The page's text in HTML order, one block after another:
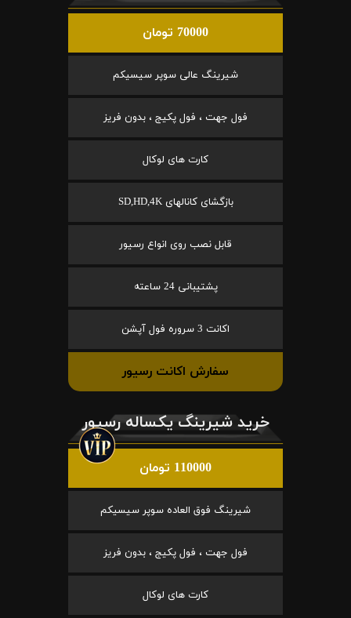
70000 تومان
شیرینگ عالی سوپر سیسیکم
فول جهت ، فول پکیج ، بدون فریز
کارت های لوکال
بازگشای کانالهای SD,HD,4K
قابل نصب روی انواع رسیور
پشتیبانی 24 ساعته
اکانت 3 سروره فول آپشن
سفارش اکانت رسیور
خرید شیرینگ یکساله رسیور
110000 تومان
شیرینگ فوق العاده سوپر سیسیکم
فول جهت ، فول پکیج ، بدون فریز
کارت های لوکال